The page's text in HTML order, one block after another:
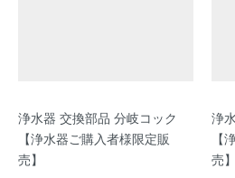
浄水器 交換部品 分岐コック
【浄水器ご購入者様限定販
売】
浄
【
売】